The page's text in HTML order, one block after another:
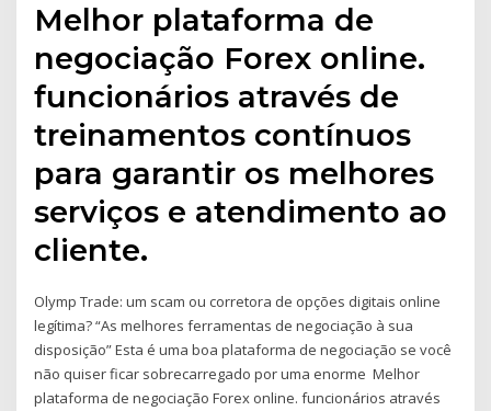
Melhor plataforma de
negociação Forex online.
funcionários através de
treinamentos contínuos
para garantir os melhores
serviços e atendimento ao
cliente.
Olymp Trade: um scam ou corretora de opções digitais online
legítima? “As melhores ferramentas de negociação à sua
disposição” Esta é uma boa plataforma de negociação se você
não quiser ficar sobrecarregado por uma enorme Melhor
plataforma de negociação Forex online. funcionários através